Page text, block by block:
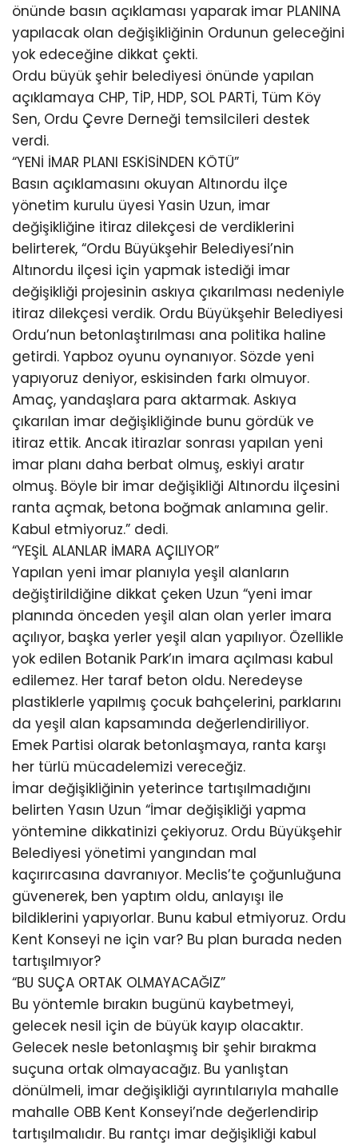
önünde basın açıklaması yaparak imar PLANINA
yapılacak olan değişikliğinin Ordunun geleceğini
yok edeceğine dikkat çekti.
Ordu büyük şehir belediyesi önünde yapılan
açıklamaya CHP, TİP, HDP, SOL PARTİ, Tüm Köy
Sen, Ordu Çevre Derneği temsilcileri destek
verdi.
“YENİ İMAR PLANI ESKİSİNDEN KÖTÜ”
Basın açıklamasını okuyan Altınordu ilçe
yönetim kurulu üyesi Yasin Uzun, imar
değişikliğine itiraz dilekçesi de verdiklerini
belirterek, “Ordu Büyükşehir Belediyesi’nin
Altınordu ilçesi için yapmak istediği imar
değişikliği projesinin askıya çıkarılması nedeniyle
itiraz dilekçesi verdik. Ordu Büyükşehir Belediyesi
Ordu’nun betonlaştırılması ana politika haline
getirdi. Yapboz oyunu oynanıyor. Sözde yeni
yapıyoruz deniyor, eskisinden farkı olmuyor.
Amaç, yandaşlara para aktarmak. Askıya
çıkarılan imar değişikliğinde bunu gördük ve
itiraz ettik. Ancak itirazlar sonrası yapılan yeni
imar planı daha berbat olmuş, eskiyi aratır
olmuş. Böyle bir imar değişikliği Altınordu ilçesini
ranta açmak, betona boğmak anlamına gelir.
Kabul etmiyoruz.” dedi.
“YEŞİL ALANLAR İMARA AÇILIYOR”
Yapılan yeni imar planıyla yeşil alanların
değiştirildiğine dikkat çeken Uzun “yeni imar
planında önceden yeşil alan olan yerler imara
açılıyor, başka yerler yeşil alan yapılıyor. Özellikle
yok edilen Botanik Park’ın imara açılması kabul
edilemez. Her taraf beton oldu. Neredeyse
plastiklerle yapılmış çocuk bahçelerini, parklarını
da yeşil alan kapsamında değerlendiriliyor.
Emek Partisi olarak betonlaşmaya, ranta karşı
her türlü mücadelemizi vereceğiz.
İmar değişikliğinin yeterince tartışılmadığını
belirten Yasın Uzun “İmar değişikliği yapma
yöntemine dikkatinizi çekiyoruz. Ordu Büyükşehir
Belediyesi yönetimi yangından mal
kaçırırcasına davranıyor. Meclis’te çoğunluğuna
güvenerek, ben yaptım oldu, anlayışı ile
bildiklerini yapıyorlar. Bunu kabul etmiyoruz. Ordu
Kent Konseyi ne için var? Bu plan burada neden
tartışılmıyor?
“BU SUÇA ORTAK OLMAYACAĞIZ”
Bu yöntemle bırakın bugünü kaybetmeyi,
gelecek nesil için de büyük kayıp olacaktır.
Gelecek nesle betonlaşmış bir şehir bırakma
suçuna ortak olmayacağız. Bu yanlıştan
dönülmeli, imar değişikliği ayrıntılarıyla mahalle
mahalle OBB Kent Konseyi’nde değerlendirip
tartışılmalıdır. Bu rantçı imar değişikliği kabul